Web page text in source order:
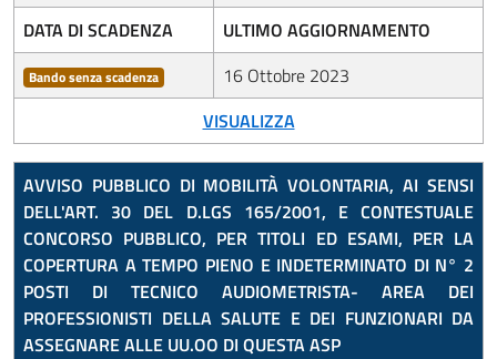
DATA DI SCADENZA
ULTIMO AGGIORNAMENTO
Bando senza scadenza
16 Ottobre 2023
VISUALIZZA
AVVISO PUBBLICO DI MOBILITÀ VOLONTARIA, AI SENSI
DELL'ART. 30 DEL D.LGS 165/2001, E CONTESTUALE
CONCORSO PUBBLICO, PER TITOLI ED ESAMI, PER LA
COPERTURA A TEMPO PIENO E INDETERMINATO DI N° 2
POSTI DI TECNICO AUDIOMETRISTA- AREA DEI
PROFESSIONISTI DELLA SALUTE E DEI FUNZIONARI DA
ASSEGNARE ALLE UU.OO DI QUESTA ASP